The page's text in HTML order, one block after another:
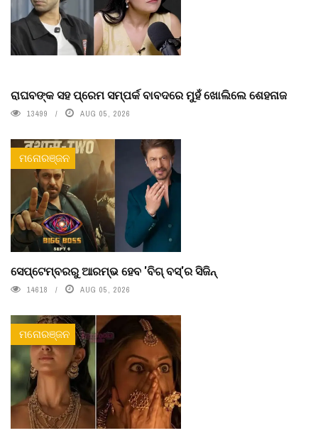
ରାଘବଙ୍କ ସହ ପ୍ରେମ ସମ୍ପର୍କ ବାବଦରେ ମୁହଁ ଖୋଲିଲେ ଶେହନାଜ
13499 AUG 05, 2026
ମନୋରଞ୍ଜନ
ସେପ୍ଟେମ୍ବରରୁ ଆରମ୍ଭ ହେବ 'ବିଗ୍ ବସ୍'ର ସିଜିନ୍
14618 AUG 05, 2026
ମନୋରଞ୍ଜନ